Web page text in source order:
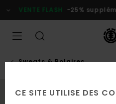
l'information
VENTE FLASH -25%
Sweats & Polaires
NOUVEAUTÉ
CE SITE UTILISE DES